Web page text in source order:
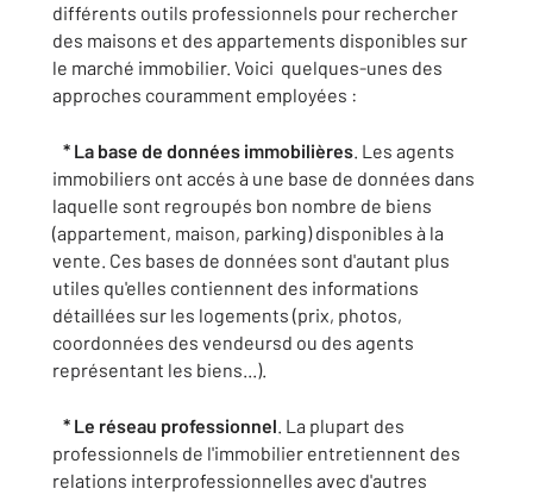
différents outils professionnels pour rechercher
des maisons et des appartements disponibles sur
le marché immobilier. Voici quelques-unes des
approches couramment employées :
* La base de données immobilières. Les agents
immobiliers ont accés à une base de données dans
laquelle sont regroupés bon nombre de biens
(appartement, maison, parking) disponibles à la
vente. Ces bases de données sont d'autant plus
utiles qu'elles contiennent des informations
détaillées sur les logements (prix, photos,
coordonnées des vendeursd ou des agents
représentant les biens...).
* Le réseau professionnel. La plupart des
professionnels de l'immobilier entretiennent des
relations interprofessionnelles avec d'autres